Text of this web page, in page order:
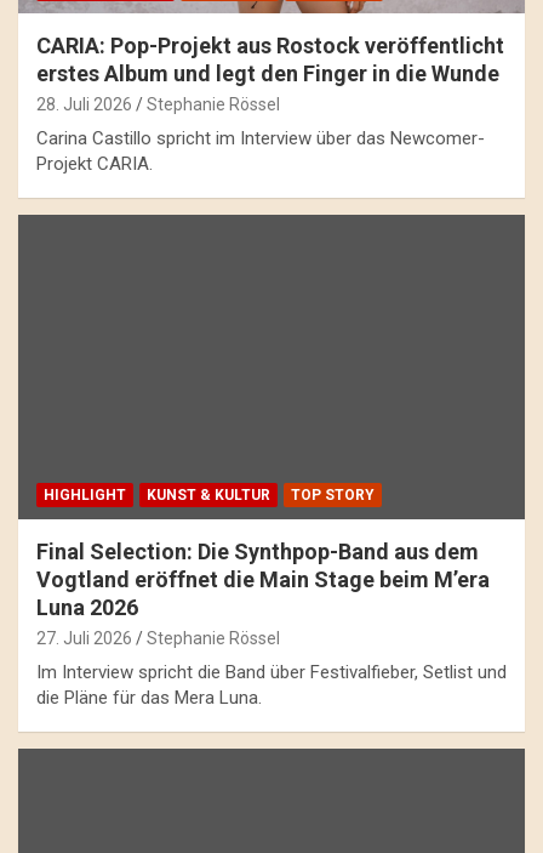
CARIA: Pop-Projekt aus Rostock veröffentlicht
erstes Album und legt den Finger in die Wunde
28. Juli 2026 Stephanie Rössel
Carina Castillo spricht im Interview über das Newcomer-
Projekt CARIA.
HIGHLIGHT KUNST & KULTUR TOP STORY
Final Selection: Die Synthpop-Band aus dem
Vogtland eröffnet die Main Stage beim M’era
Luna 2026
27. Juli 2026 Stephanie Rössel
Im Interview spricht die Band über Festivalfieber, Setlist und
die Pläne für das Mera Luna.